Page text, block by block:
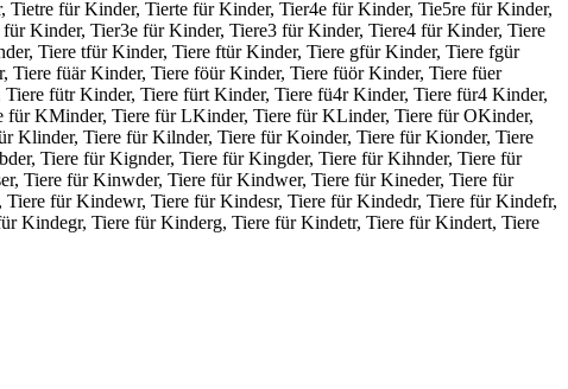
für Kinder, Tierte für Kinder, Tier4e für Kinder, Tie5re für Kinder,
Kinder, Tier3e für Kinder, Tiere3 für Kinder, Tiere4 für Kinder, Tiere
Tiere tfür Kinder, Tiere ftür Kinder, Tiere gfür Kinder, Tiere fgür
füär Kinder, Tiere föür Kinder, Tiere füör Kinder, Tiere füer
fütr Kinder, Tiere fürt Kinder, Tiere fü4r Kinder, Tiere für4 Kinder,
KMinder, Tiere für LKinder, Tiere für KLinder, Tiere für OKinder,
Klinder, Tiere für Kilnder, Tiere für Koinder, Tiere für Kionder, Tiere
Tiere für Kignder, Tiere für Kingder, Tiere für Kihnder, Tiere für
Tiere für Kinwder, Tiere für Kindwer, Tiere für Kineder, Tiere für
für Kindewr, Tiere für Kindesr, Tiere für Kindedr, Tiere für Kindefr,
Kindegr, Tiere für Kinderg, Tiere für Kindetr, Tiere für Kindert, Tiere